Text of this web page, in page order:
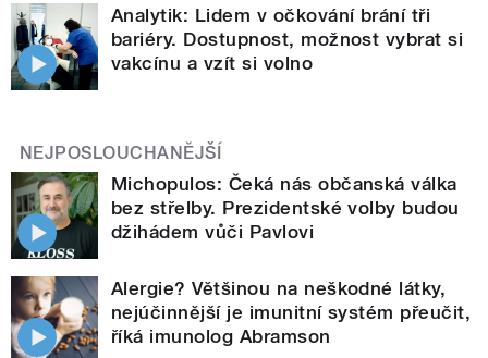
Analytik: Lidem v očkování brání tři
bariéry. Dostupnost, možnost vybrat si
vakcínu a vzít si volno
NEJPOSLOUCHANĚJŠÍ
Michopulos: Čeká nás občanská válka
bez střelby. Prezidentské volby budou
džihádem vůči Pavlovi
Alergie? Většinou na neškodné látky,
nejúčinnější je imunitní systém přeučit,
říká imunolog Abramson